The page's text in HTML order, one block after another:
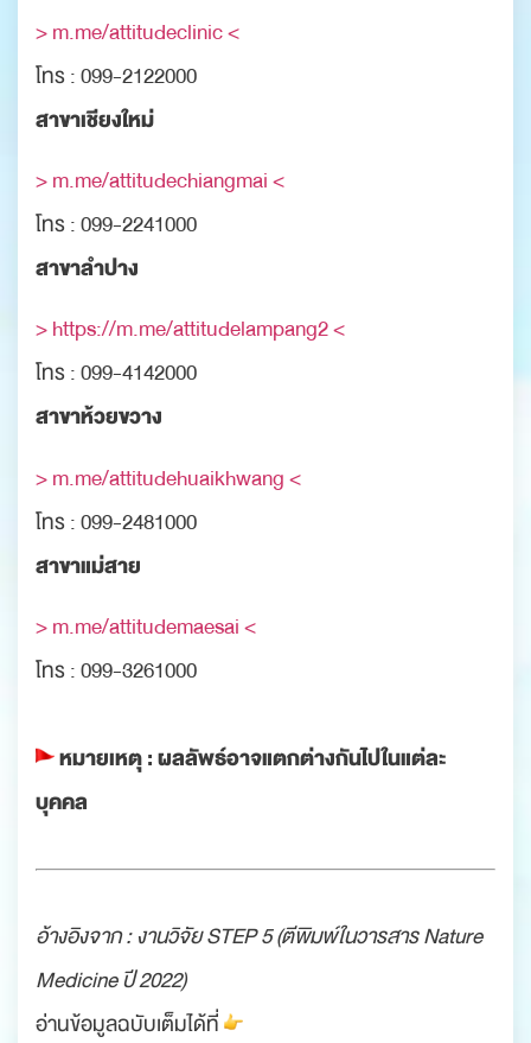
> m.me/attitudeclinic <
โทร : 099-2122000
สาขาเชียงใหม่
> m.me/attitudechiangmai <
โทร : 099-2241000
สาขาลำปาง
> https://m.me/attitudelampang2 <
โทร : 099-4142000
สาขาห้วยขวาง
> m.me/attitudehuaikhwang <
โทร : 099-2481000
สาขาแม่สาย
> m.me/attitudemaesai <
โทร : 099-3261000
หมายเหตุ : ผลลัพธ์อาจแตกต่างกันไปในแต่ละ
บุคคล
อ้างอิงจาก : งานวิจัย STEP 5 (ตีพิมพ์ในวารสาร Nature
Medicine ปี 2022)
อ่านข้อมูลฉบับเต็มได้ที่